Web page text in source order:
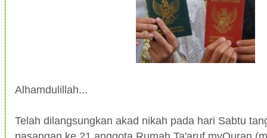
Alhamdulillah...
Telah dilangsungkan akad nikah pada hari Sabtu